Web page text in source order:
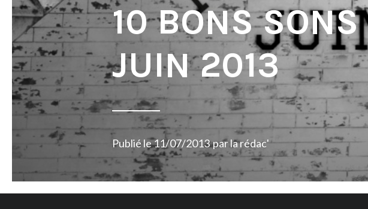
10 BONS
JUIN 2013
Publié le11/07/2013 parla rédac'